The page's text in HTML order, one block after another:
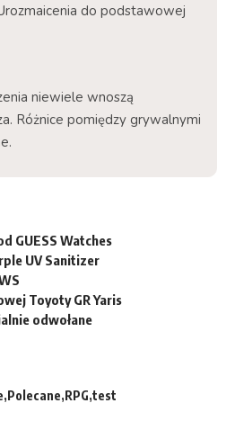
do podstawowej
niewiele wnoszą
Różnice pomiędzy grywalnymi
GUESS Watches
UV Sanitizer
Toyoty GR Yaris
odwołane
Polecane RPG test